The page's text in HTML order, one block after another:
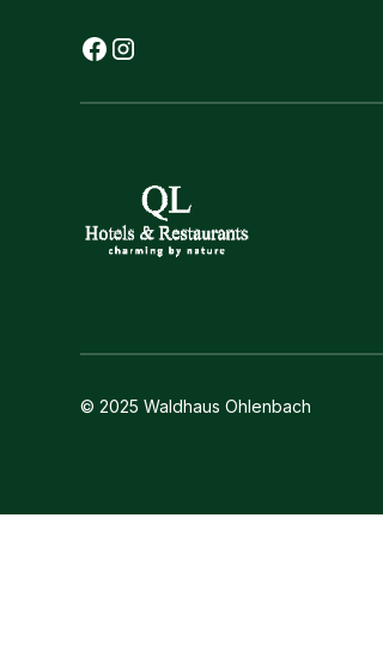
© 2025 Waldhaus Ohlenbach